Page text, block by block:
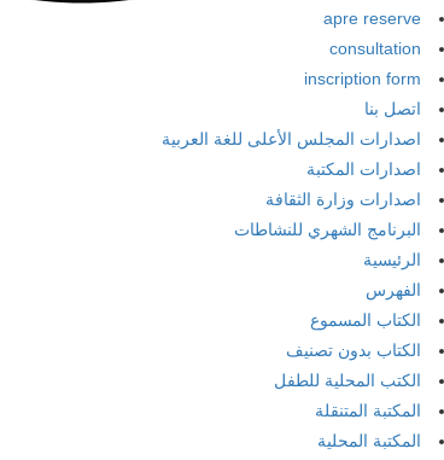
apre reserve
consultation
inscription form
اتصل بنا
اصدارات المجلس الأعلى للغة العربية
اصدارات المكتبة
اصدارات وزارة الثقافة
البرنامج الشهري للنشاطات
الرئيسية
الفهرس
الكتاب المسموع
الكتاب بدون تصنيف
الكتب المحلية للطفل
المكتبة المتنقلة
المكتبة المحلية